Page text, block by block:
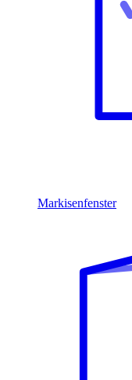
Markisenfenster